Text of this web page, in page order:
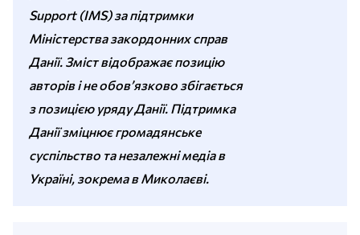
Support (IMS) за підтримки
Міністерства закордонних справ
Данії. Зміст відображає позицію
авторів і не обов’язково збігається
з позицією уряду Данії. Підтримка
Данії зміцнює громадянське
суспільство та незалежні медіа в
Україні, зокрема в Миколаєві.